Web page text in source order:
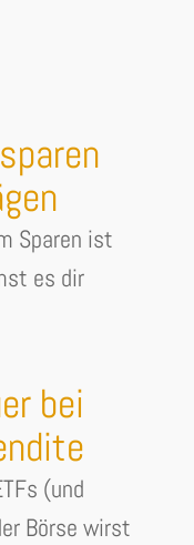
Sparen ist
es dir
bei
(und
Börse wirst